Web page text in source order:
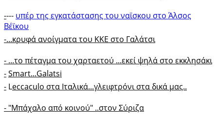
---- υπέρ της εγκατάστασης του ναϊσκου στο Άλσος
Βέϊκου
-...κρυφά ανοίγματα του ΚΚΕ στο Γαλάτσι
- ...το πέταγμα του χαρταετού ...εκεί ψηλά στο εκκλησάκι
-Smart...Galatsi
- Leccaculo στα Ιταλικά...γλειφτρόνι στα δικά μας..
- "Mπάχαλο από κοινού" ..στον Σύριζα